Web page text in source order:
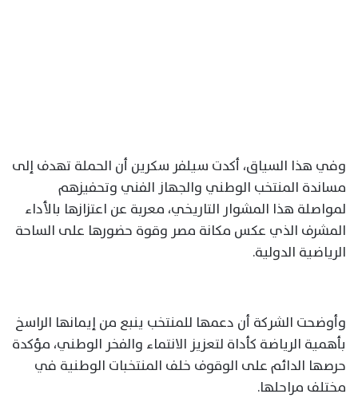
وفي هذا السياق، أكدت سيلفر سكرين أن الحملة تهدف إلى
مساندة المنتخب الوطني والجهاز الفني وتحفيزهم
لمواصلة هذا المشوار التاريخي، معربة عن اعتزازها بالأداء
المشرف الذي عكس مكانة مصر وقوة حضورها على الساحة
الرياضية الدولية.
وأوضحت الشركة أن دعمها للمنتخب ينبع من إيمانها الراسخ
بأهمية الرياضة كأداة لتعزيز الانتماء والفخر الوطني، مؤكدة
حرصها الدائم على الوقوف خلف المنتخبات الوطنية في
مختلف مراحلها.